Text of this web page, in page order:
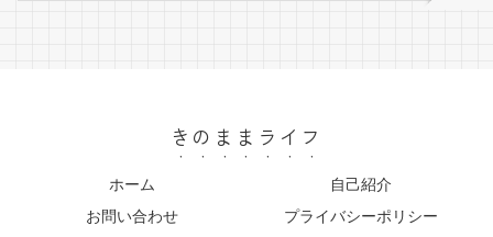
きのままライフ
ホーム
自己紹介
お問い合わせ
プライバシーポリシー